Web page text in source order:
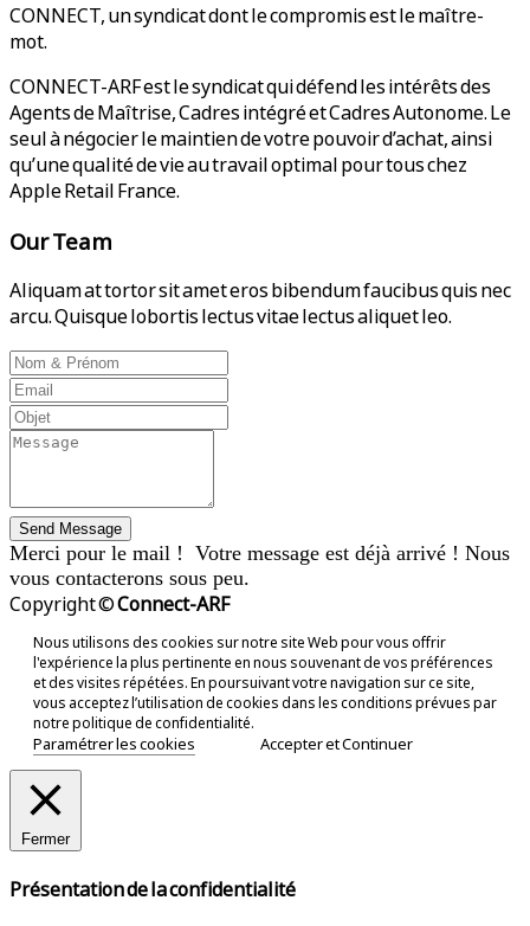
CONNECT, un syndicat dont le compromis est le maître-
mot.
CONNECT-ARF est le syndicat qui défend les intérêts des
Agents de Maîtrise, Cadres intégré et Cadres Autonome. Le
seul à négocier le maintien de votre pouvoir d’achat, ainsi
qu’une qualité de vie au travail optimal pour tous chez
Apple Retail France.
Our Team
Aliquam at tortor sit amet eros bibendum faucibus quis nec
arcu. Quisque lobortis lectus vitae lectus aliquet leo.
Send Message
Merci pour le mail ! Votre message est déjà arrivé ! Nous
vous contacterons sous peu.
Copyright ©Connect-ARF
Nous utilisons des cookies sur notre site Web pour vous offrir
l'expérience la plus pertinente en nous souvenant de vos préférences
et des visites répétées. En poursuivant votre navigation sur ce site,
vous acceptez l’utilisation de cookies dans les conditions prévues par
notre politique de confidentialité.
Paramétrer les cookies Accepter et Continuer
Fermer
Présentation de la confidentialité